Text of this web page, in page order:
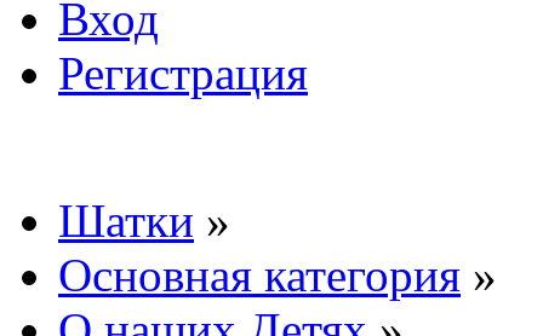
Вход
Регистрация
Шатки »
Основная категория »